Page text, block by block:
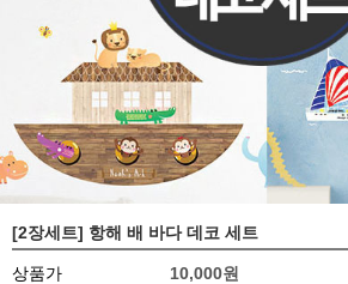
[2장세트] 항해 배 바다 데코 세트
상품가 10,000원